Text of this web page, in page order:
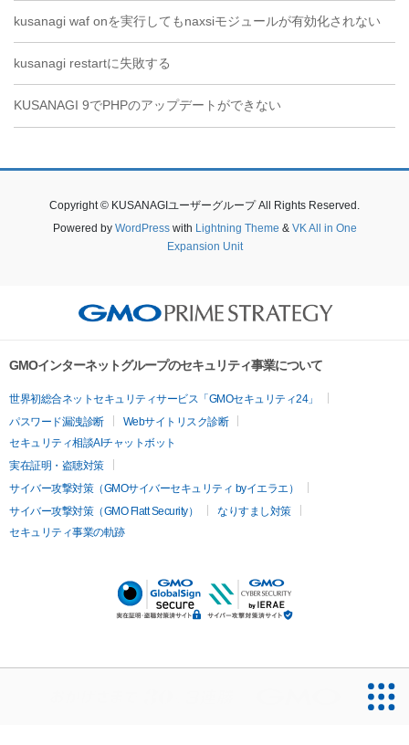
kusanagi waf onを実行してもnaxsiモジュールが有効化されない
kusanagi restartに失敗する
KUSANAGI 9でPHPのアップデートができない
Copyright © KUSANAGIユーザーグループ All Rights Reserved.
Powered by WordPresswith Lightning Theme & VK All in One
Expansion Unit
GMOインターネットグループのセキュリティ事業について
世界初総合ネットセキュリティサービス「GMOセキュリティ24」
パスワード漏洩診断
Webサイトリスク診断
セキュリティ相談AIチャットボット
実在証明・盗聴対策
サイバー攻撃対策（GMOサイバーセキュリティ byイエラエ）
サイバー攻撃対策（GMO Flatt Security）
なりすまし対策
セキュリティ事業の軌跡